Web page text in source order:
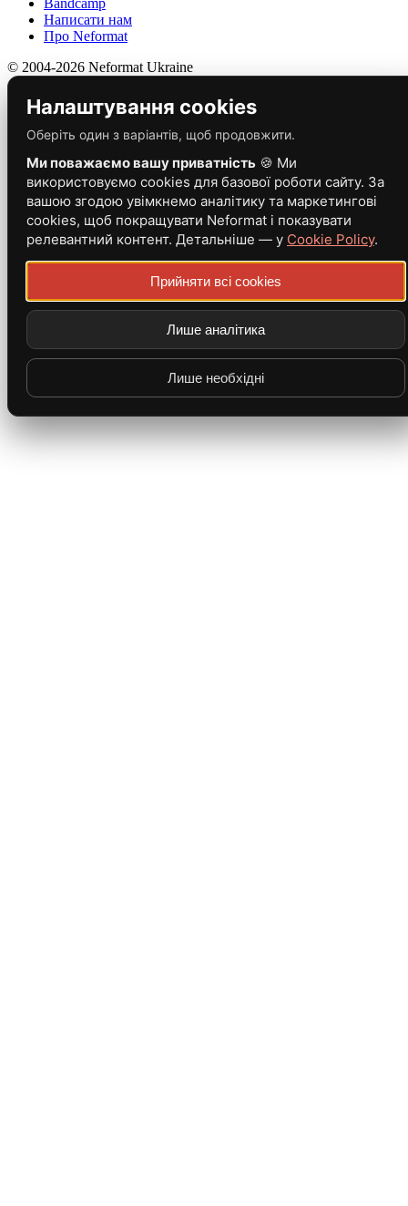
Написати нам
Про Neformat
© 2004-2026 Neformat Ukraine
Налаштування cookies
Оберіть один з варіантів, щоб продовжити.
Ми поважаємо вашу приватність 🍪 Ми
використовуємо cookies для базової роботи сайту. За
вашою згодою увімкнемо аналітику та маркетингові
cookies, щоб покращувати Neformat і показувати
релевантний контент. Детальніше — у Cookie Policy.
Прийняти всі cookies
Лише аналітика
Лише необхідні